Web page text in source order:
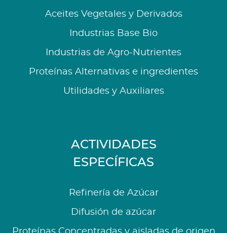
Aceites Vegetales y Derivados
Industrias Base Bio
Industrias de Agro-Nutrientes
Proteínas Alternativas e ingredientes
Utilidades y Auxiliares
ACTIVIDADES
ESPECÍFICAS
Refinería de Azúcar
Difusión de azúcar